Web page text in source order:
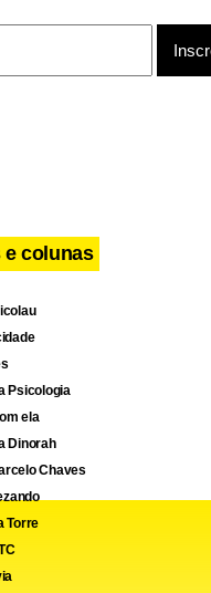
e colunas
Psicologia
ela
Dinorah
Chaves
Torre